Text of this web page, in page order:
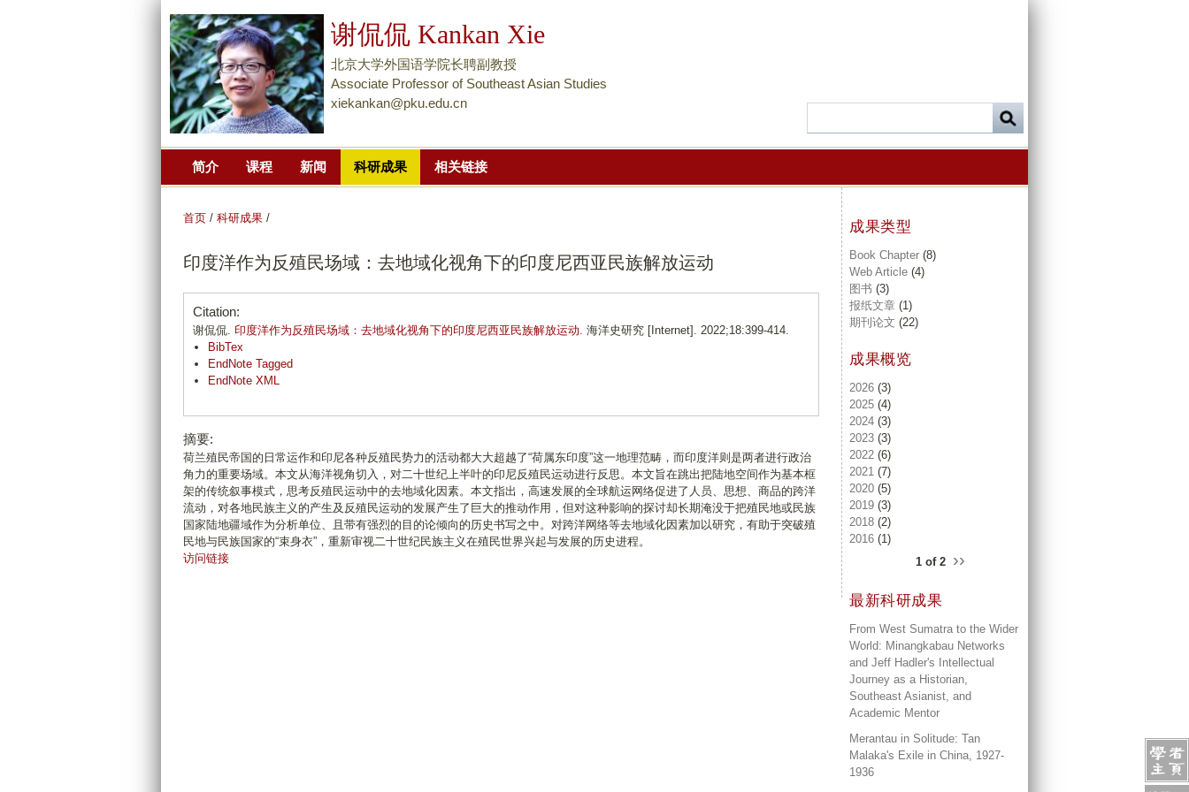
转
页
主
分
谢侃侃 Kankan Xie
北京大学外国语学院长聘副教授
Associate Professor of Southeast Asian Studies
xiekankan@pku.edu.cn
简介 课程 新闻 科研成果 相关链接
首页 / 科研成果 /
印度洋作为反殖民场域：去地域化视角下的印度尼西亚民族解放运动
Citation:
谢侃侃. 印度洋作为反殖民场域：去地域化视角下的印度尼西亚民族解放运动. 海洋史研究 [Internet]. 2022;18:399-414.
BibTex
EndNote Tagged
EndNote XML
摘要:
荷兰殖民帝国的日常运作和印尼各种反殖民势力的活动都大大超越了“荷属东印度”这一地理范畴，而印度洋则是两者进行政治
角力的重要场域。本文从海洋视角切入，对二十世纪上半叶的印尼反殖民运动进行反思。本文旨在跳出把陆地空间作为基本框
架的传统叙事模式，思考反殖民运动中的去地域化因素。本文指出，高速发展的全球航运网络促进了人员、思想、商品的跨洋
流动，对各地民族主义的产生及反殖民运动的发展产生了巨大的推动作用，但对这种影响的探讨却长期淹没于把殖民地或民族
国家陆地疆域作为分析单位、且带有强烈的目的论倾向的历史书写之中。对跨洋网络等去地域化因素加以研究，有助于突破殖
民地与民族国家的“束身衣”，重新审视二十世纪民族主义在殖民世界兴起与发展的历史进程。
访问链接
成果类型
Book Chapter (8)
Web Article (4)
图书 (3)
报纸文章 (1)
期刊论文 (22)
成果概览
2026 (3)
2025 (4)
2024 (3)
2023 (3)
2022 (6)
2021 (7)
2020 (5)
2019 (3)
2018 (2)
2016 (1)
1 of 2 ››
最新科研成果
From West Sumatra to the Wider
World: Minangkabau Networks
and Jeff Hadler's Intellectual
Journey as a Historian,
Southeast Asianist, and
Academic Mentor
Merantau in Solitude: Tan
Malaka's Exile in China, 1927-
1936